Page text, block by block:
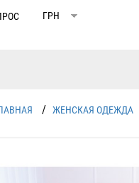
/ ЖЕНСКАЯ ОДЕЖДА